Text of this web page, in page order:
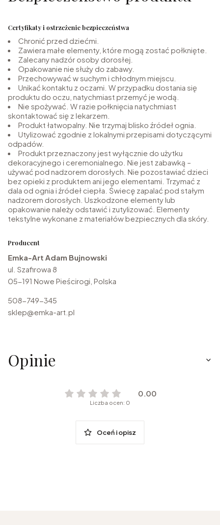
Certyfikaty i ostrzeżenie bezpieczeństwa
Chronić przed dziećmi.
Zawiera małe elementy, które mogą zostać połknięte.
Zalecany nadzór osoby dorosłej.
Opakowanie nie służy do zabawy.
Przechowywać w suchym i chłodnym miejscu.
Unikać kontaktu z oczami. W przypadku dostania się
produktu do oczu, natychmiast przemyć je wodą.
Nie spożywać. W razie połknięcia natychmiast
skontaktować się z lekarzem.
Produkt łatwopalny. Nie trzymaj blisko źródeł ognia.
Utylizować zgodnie z lokalnymi przepisami dotyczącymi
odpadów.
Produkt przeznaczony jest wyłącznie do użytku
dekoracyjnego i ceremonialnego. Nie jest zabawką –
używać pod nadzorem dorosłych. Nie pozostawiać dzieci
bez opieki z produktem ani jego elementami. Trzymać z
dala od ognia i źródeł ciepła. Świecę zapalać pod stałym
nadzorem dorosłych. Uszkodzone elementy lub
opakowanie należy odstawić i zutylizować. Elementy
tekstylne wykonane z materiałów bezpiecznych dla skóry.
Producent
Emka-Art Adam Bujnowski
ul. Szafirowa 8
05-191 Nowe Pieścirogi, Polska
508-749-345
sklep@emka-art.pl
Opinie
0.00
Liczba ocen: 0
Oceń i opisz